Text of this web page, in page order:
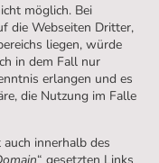
möglich. Bei
die Webseiten Dritter,
liegen, würde
in dem Fall nur
erlangen und es
die Nutzung im Falle
innerhalb des